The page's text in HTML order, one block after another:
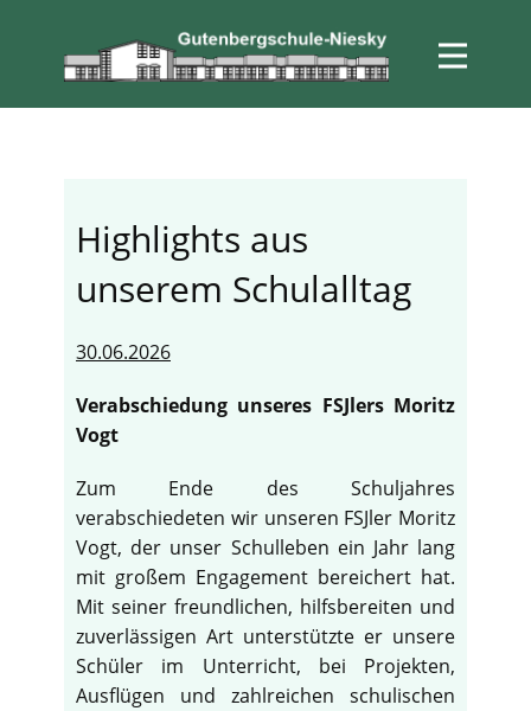
Highlights aus
unserem Schulalltag
30.06.2026
Verabschiedung unseres FSJlers Moritz
Vogt
Zum Ende des Schuljahres
verabschiedeten wir unseren FSJler Moritz
Vogt, der unser Schulleben ein Jahr lang
mit großem Engagement bereichert hat.
Mit seiner freundlichen, hilfsbereiten und
zuverlässigen Art unterstützte er unsere
Schüler im Unterricht, bei Projekten,
Ausflügen und zahlreichen schulischen